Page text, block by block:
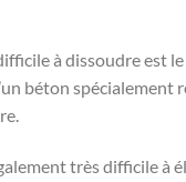
à dissoudre est
béton
très difficile à